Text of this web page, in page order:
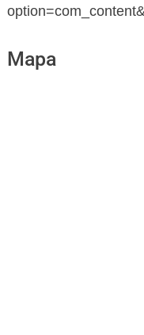
Mapa